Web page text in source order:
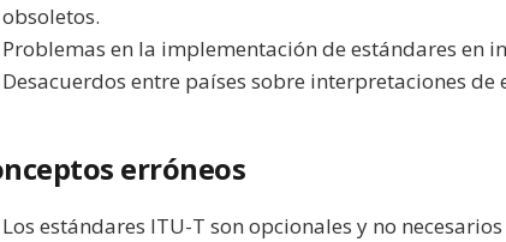
obsoletos.
Problemas en la implementación de estándares en
Desacuerdos entre países sobre interpretaciones de
erróneos
Los estándares ITU-T son opcionales y no